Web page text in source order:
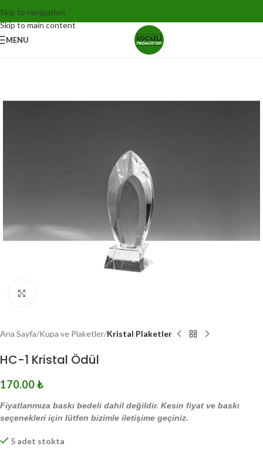
Skip to navigation
Skip to main content
MENU
Ana Sayfa Kupa ve Plaketler Kristal Plaketler
HC-1 Kristal Ödül
170.00₺
Fiyatlarımıza baskı bedeli dahil değildir. Kesin fiyat ve baskı
seçenekleri için lütfen bizimle iletişime geçiniz.
5 adet stokta